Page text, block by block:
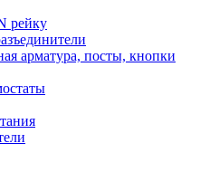
рейку
арматура, посты, кнопки